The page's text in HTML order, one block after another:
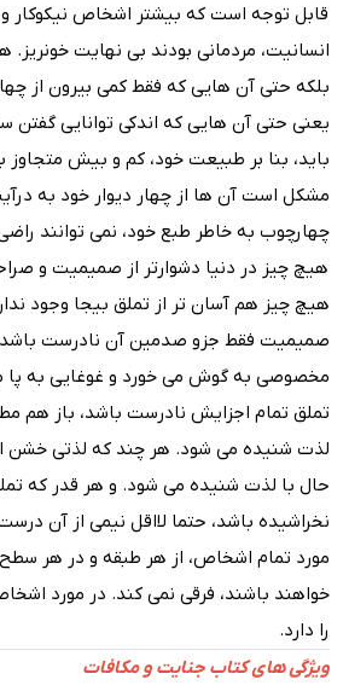
قابل توجه است که بیشتر اشخاص نیکوکار و
انسانیت، مردمانی بودند بی نهایت
بلکه حتی آن هایی که فقط کمی بیرون از
یعنی حتی آن هایی که اندکی توانایی گفتن
باید، بنا بر طبیعت خود، کم و بیش متجاوز
مشکل است آن ها از چهار دیوار خود به
چهارچوب به خاطر طبع خود، نمی توانند
هیچ چیز در دنیا دشوارتر از صمیمیت و
هیچ چیز هم آسان تر از تملق بیجا وجود
صمیمیت فقط جزو صدمین آن نادرست باشد،
مخصوصی به گوش می خورد و غوغایی به پا
تملق تمام اجزایش نادرست باشد، باز هم
لذت شنیده می شود. هر چند که لذتی خشن
حال با لذت شنیده می شود. و هر قدر که
نخراشیده باشد، حتما لااقل نیمی از آن
مورد تمام اشخاص، از هر طبقه و در هر
خواهند باشند، فرقی نمی کند. در مورد
را دارد.
ویژگی های کتاب جنایت و مکافات